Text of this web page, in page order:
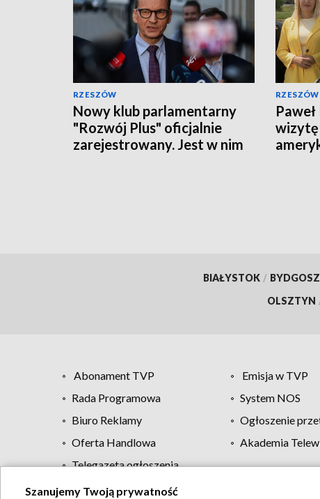
RZESZÓW
Nowy klub parlamentarny
"Rozwój Plus" oficjalnie
zarejestrowany. Jest w nim
RZESZÓW
wizytę
BIAŁYSTOK /
OLSZTYN
Abonament TVP Emisja w TVP
Rada Programowa
System NOS
Biuro Reklamy
Ogłoszenie
Oferta Handlowa
Akademia
Telegazeta ogłoszenia
Szanujemy Twoją prywatność